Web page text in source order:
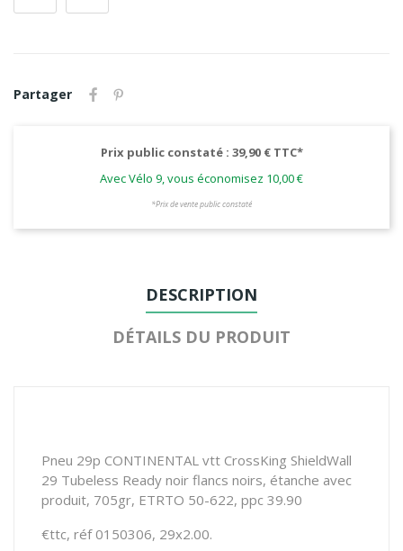
Partager
Prix public constaté : 39,90 € TTC*
Avec Vélo 9, vous économisez 10,00 €
*Prix de vente public constaté
DESCRIPTION
DÉTAILS DU PRODUIT
Pneu 29p CONTINENTAL vtt CrossKing ShieldWall
29 Tubeless Ready noir flancs noirs, étanche avec
produit, 705gr, ETRTO 50-622, ppc 39.90
€ttc, réf 0150306, 29x2.00.